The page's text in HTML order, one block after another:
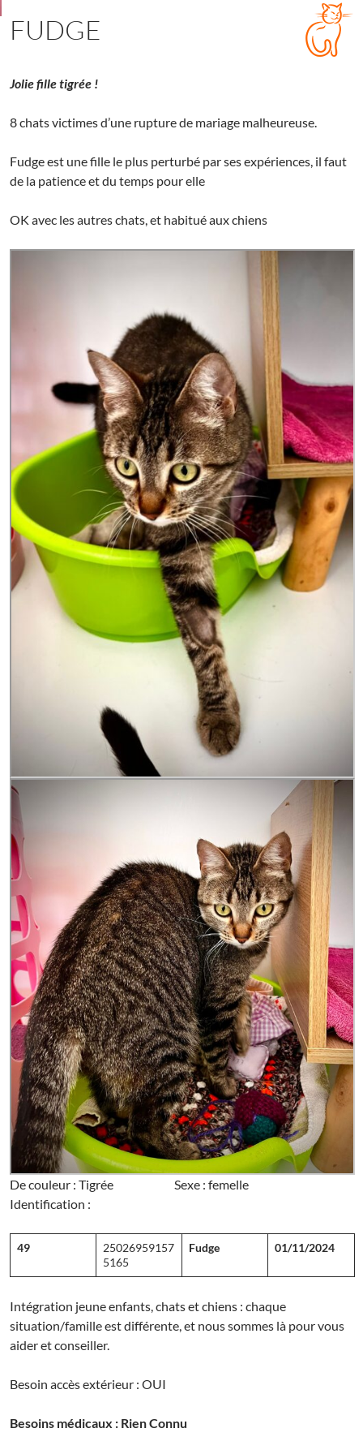
FUDGE
Jolie fille tigrée !
8 chats victimes d’une rupture de mariage malheureuse.
Fudge est une fille le plus perturbé par ses expériences, il faut
de la patience et du temps pour elle
OK avec les autres chats, et habitué aux chiens
De couleur : Tigrée Sexe : femelle
Identification :
49
25026959157
5165
Fudge 01/11/2024
Intégration jeune enfants, chats et chiens : chaque
situation/famille est différente, et nous sommes là pour vous
aider et conseiller.
Besoin accès extérieur : OUI
Besoins médicaux : Rien Connu